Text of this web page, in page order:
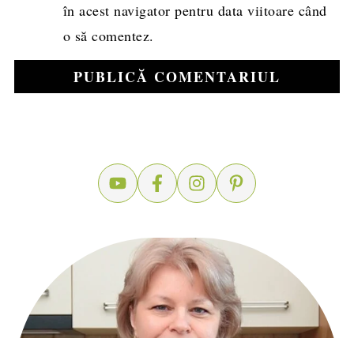
în acest navigator pentru data viitoare când
o să comentez.